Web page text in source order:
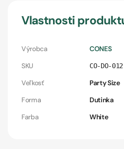
Vlastnosti
Výrobca
CONES
SKU
CO-DO-012
Veľkosť
Party Size
Forma
Dutinka
Farba
White